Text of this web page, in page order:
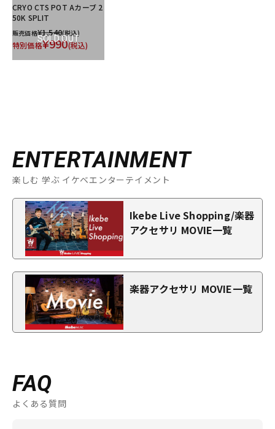
SOLD OUT
CRYO CTS POT Aカーブ 2
50K SPLIT
販売価格¥1,540(税込)
特別価格¥990(税込)
ENTERTAINMENT
楽しむ 学ぶ イケベエンターテイメント
Ikebe Live Shopping/楽器
アクセサリ MOVIE一覧
楽器アクセサリ MOVIE一覧
FAQ
よくある質問